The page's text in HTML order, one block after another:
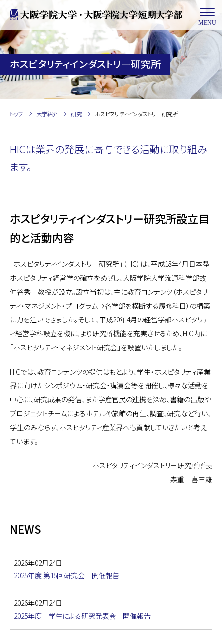
MENU
ホスピタリティインダストリー研究所
トップ 大学紹介 研究 ホスピタリティインダストリー研究所
HICは業界の発展に寄与できる活動に取り組み
ます。
ホスピタリティインダストリー研究所設立目
的と活動内容
「ホスピタリティインダストリー研究所」（HIC）は、平成18年4月日本型
ホスピタリティ経営学の確立をめざし、大阪学院大学流通科学部故
仲谷秀一教授が設立。設立当初は、主に教育コンテンツ（ホスピタリ
ティ・マネジメント・プログラム⇒各学部を横断する履修科目）の構築
に力を注いできました。そして、平成20年4月の経営学部ホスピタリテ
ィ経営学科設立を機に、より研究所機能を充実させるため、HIC内に
「ホスピタリティ・マネジメント研究会」を設置いたしました。
HICでは、教育コンテンツの提供はもとより、学生・ホスピタリティ産業
界に向けたシンポジウム・研究会・講演会等を開催し、様々な活動を
中心に、研究成果の発信、また学産官民の連携を深め、書籍の出版や
プロジェクトチームによるホテルや旅館の再生、調査、研究など行い、
学生のみならず、ホスピタリティ産業界へも貢献していきたいと考え
ています。
ホスピタリティインダストリー研究所所⾧
森重 喜三雄
NEWS
2026年02月24日
2025年度 第15回研究会 開催報告
2026年02月24日
2025年度 学生による研究発表会 開催報告